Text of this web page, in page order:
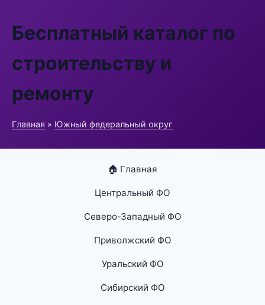
Бесплатный каталог по
строительству и
ремонту
Главная » Южный федеральный округ
🏠 Главная
Центральный ФО
Северо-Западный ФО
Приволжский ФО
Уральский ФО
Сибирский ФО